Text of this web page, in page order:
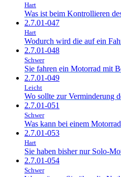
Hart
Was ist beim Kontrollieren
2.7.01-047
Hart
Wodurch wird die auf ein
2.7.01-048
Schwer
Sie fahren ein Motorrad mit
2.7.01-049
Leicht
Wo sollte zur Verminderung
2.7.01-051
Schwer
Was kann bei einem
2.7.01-053
Hart
Sie haben bisher nur Solo-
2.7.01-054
Schwer